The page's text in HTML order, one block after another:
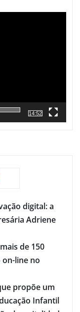
14:52
digital: a
Adriene
de 150
line no
propõe um
Infantil